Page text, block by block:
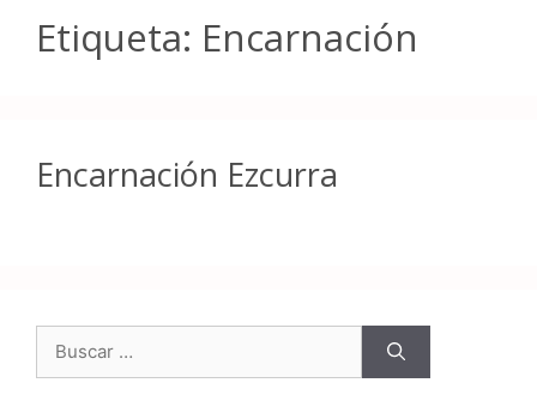
Etiqueta: Encarnación
Encarnación Ezcurra